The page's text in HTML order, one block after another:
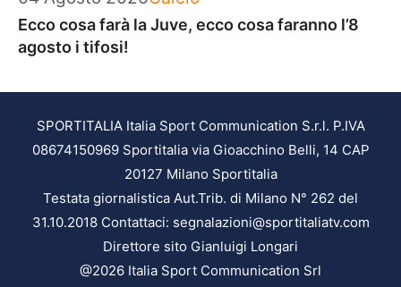
Ecco cosa farà la Juve, ecco cosa faranno l’8
agosto i tifosi!
SPORTITALIA Italia Sport Communication S.r.l. P.IVA
08674150969 Sportitalia via Gioacchino Belli, 14 CAP
20127 Milano Sportitalia
Testata giornalistica Aut.Trib. di Milano N° 262 del
31.10.2018 Contattaci: segnalazioni@sportitaliatv.com
Direttore sito Gianluigi Longari
@2026 Italia Sport Communication Srl